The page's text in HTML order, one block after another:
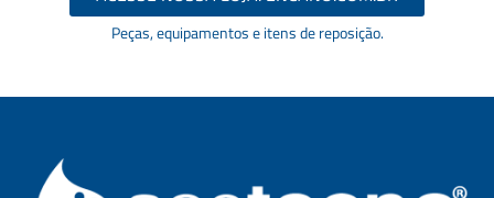
Peças, equipamentos e itens de reposição.